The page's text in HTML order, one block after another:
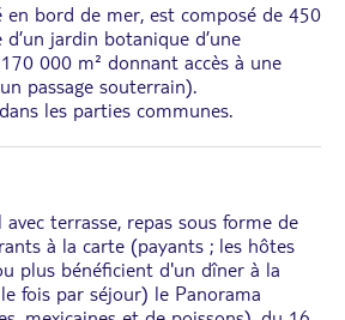
en bord de mer, est composé de 450
jardin botanique d’une
000 m² donnant accès à une
passage souterrain).
les parties communes.
terrasse, repas sous forme de
à la carte (payants ; les hôtes
plus bénéficient d'un dîner à la
fois par séjour) le Panorama